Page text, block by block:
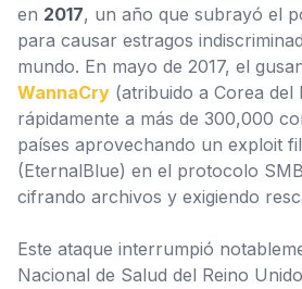
en 2017, un año que subrayó el
para causar estragos
mundo. En mayo de 2017, el
WannaCry (atribuido a Corea
rápidamente a más de 300,000
países aprovechando un exploit
(EternalBlue) en el protocolo
cifrando archivos y exigiendo
Este ataque interrumpió
Nacional de Salud del Reino